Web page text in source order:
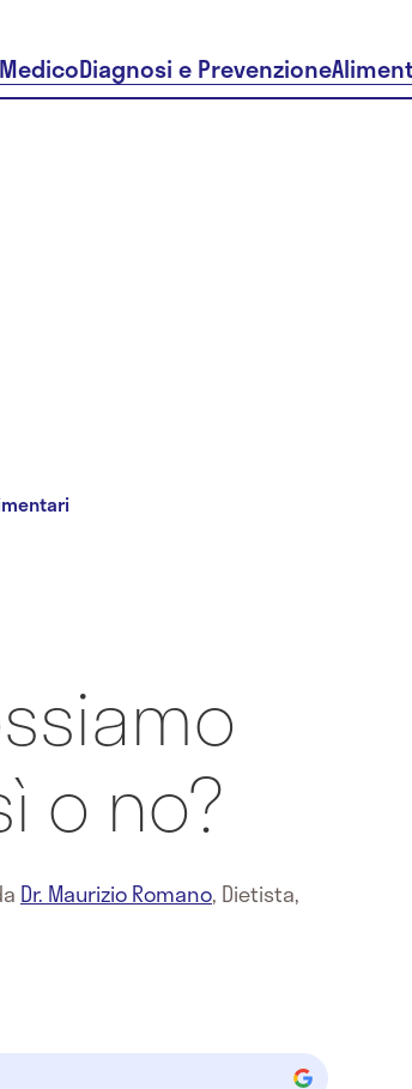
Diagnosi e Prevenzione
o no?
Dr. Maurizio Romano, Dietista,